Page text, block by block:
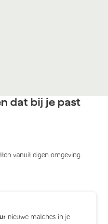
dat bij je past
vanuit eigen omgeving
nieuwe matches in je